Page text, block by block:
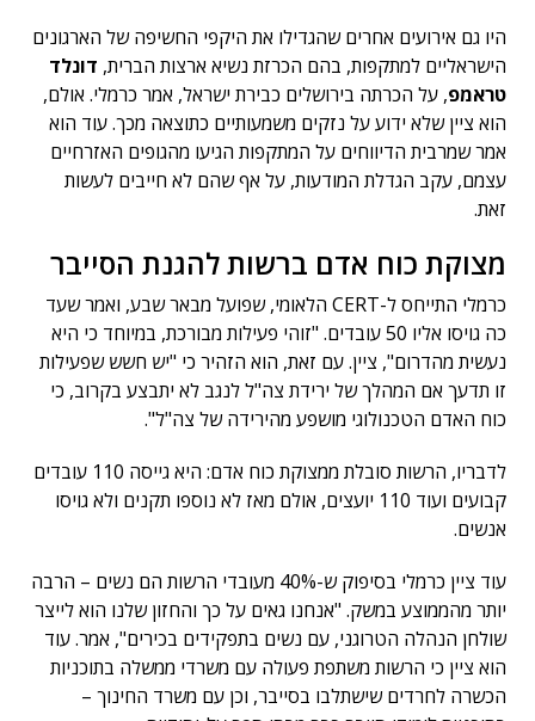
היו גם אירועים אחרים שהגדילו את היקפי החשיפה של הארגונים
הישראליים למתקפות, בהם הכרזת נשיא ארצות הברית, דונלד
טראמפ, על הכרתה בירושלים כבירת ישראל, אמר כרמלי. אולם,
הוא ציין שלא ידוע על נזקים משמעותיים כתוצאה מכך. עוד הוא
אמר שמרבית הדיווחים על המתקפות הגיעו מהגופים האזרחיים
עצמם, עקב הגדלת המודעות, על אף שהם לא חייבים לעשות
זאת.
מצוקת כוח אדם ברשות להגנת הסייבר
כרמלי התייחס ל-CERT הלאומי, שפועל מבאר שבע, ואמר שעד
כה גויסו אליו 50 עובדים. "זוהי פעילות מבורכת, במיוחד כי היא
נעשית מהדרום", ציין. עם זאת, הוא הזהיר כי "יש חשש שפעילות
זו תדעך אם המהלך של ירידת צה"ל לנגב לא יתבצע בקרוב, כי
כוח האדם הטכנולוגי מושפע מהירידה של צה"ל".
לדבריו, הרשות סובלת ממצוקת כוח אדם: היא גייסה 110 עובדים
קבועים ועוד 110 יועצים, אולם מאז לא נוספו תקנים ולא גויסו
אנשים.
עוד ציין כרמלי בסיפוק ש-40% מעובדי הרשות הם נשים – הרבה
יותר מהממוצע במשק. "אנחנו גאים על כך והחזון שלנו הוא לייצר
שולחן הנהלה הטרוגני, עם נשים בתפקידים בכירים", אמר. עוד
הוא ציין כי הרשות משתפת פעולה עם משרדי ממשלה בתוכניות
הכשרה לחרדים שישתלבו בסייבר, וכן עם משרד החינוך –